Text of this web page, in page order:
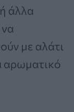
άλλα
με αλάτι
αρωματικό